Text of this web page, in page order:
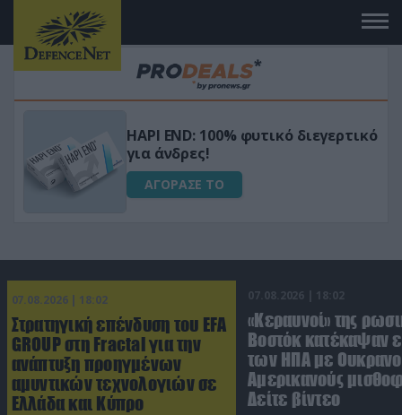
Μεταμόρφωσε τον κήπο σου με το
Ultra Box Μίνι Αλυσοπρίονο με
μπαταρία λιθίου
ΑΓΟΡΑΣΕ ΤΟ
07.08.2026 | 18:02
Στρατηγική επένδυση του EFA
GROUP στη Fractal για την
ανάπτυξη προηγμένων
αμυντικών τεχνολογιών σε
Ελλάδα και Κύπρο
07.08.2026 | 18:02
«Κεραυνοί» της
Βοστόκ κατέκαψαν
των ΗΠΑ με
Αμερικανούς
Δείτε βίντεο